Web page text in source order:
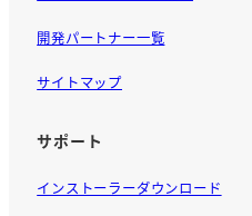
開発パートナー一覧
サイトマップ
サポート
インストーラーダウンロード